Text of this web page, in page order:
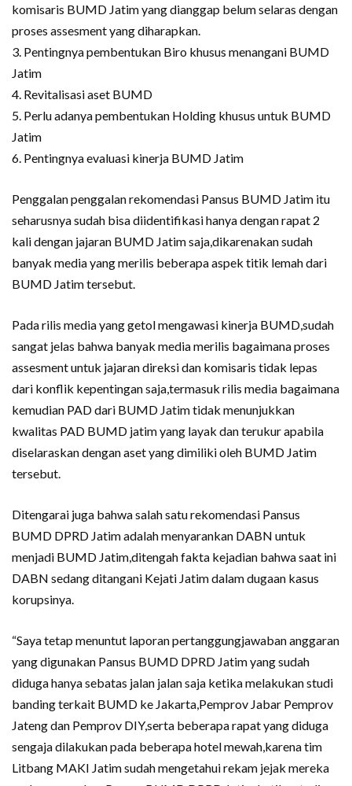
komisaris BUMD Jatim yang dianggap belum selaras dengan
proses assesment yang diharapkan.
3. Pentingnya pembentukan Biro khusus menangani BUMD
Jatim
4. Revitalisasi aset BUMD
5. Perlu adanya pembentukan Holding khusus untuk BUMD
Jatim
6. Pentingnya evaluasi kinerja BUMD Jatim
Penggalan penggalan rekomendasi Pansus BUMD Jatim itu
seharusnya sudah bisa diidentifikasi hanya dengan rapat 2
kali dengan jajaran BUMD Jatim saja,dikarenakan sudah
banyak media yang merilis beberapa aspek titik lemah dari
BUMD Jatim tersebut.
Pada rilis media yang getol mengawasi kinerja BUMD,sudah
sangat jelas bahwa banyak media merilis bagaimana proses
assesment untuk jajaran direksi dan komisaris tidak lepas
dari konflik kepentingan saja,termasuk rilis media bagaimana
kemudian PAD dari BUMD Jatim tidak menunjukkan
kwalitas PAD BUMD jatim yang layak dan terukur apabila
diselaraskan dengan aset yang dimiliki oleh BUMD Jatim
tersebut.
Ditengarai juga bahwa salah satu rekomendasi Pansus
BUMD DPRD Jatim adalah menyarankan DABN untuk
menjadi BUMD Jatim,ditengah fakta kejadian bahwa saat ini
DABN sedang ditangani Kejati Jatim dalam dugaan kasus
korupsinya.
“Saya tetap menuntut laporan pertanggungjawaban anggaran
yang digunakan Pansus BUMD DPRD Jatim yang sudah
diduga hanya sebatas jalan jalan saja ketika melakukan studi
banding terkait BUMD ke Jakarta,Pemprov Jabar Pemprov
Jateng dan Pemprov DIY,serta beberapa rapat yang diduga
sengaja dilakukan pada beberapa hotel mewah,karena tim
Litbang MAKI Jatim sudah mengetahui rekam jejak mereka